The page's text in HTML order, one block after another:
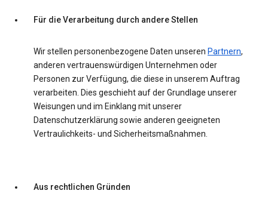
Für die Verarbeitung durch andere Stellen
Wir stellen personenbezogene Daten unseren Partnern,
anderen vertrauenswürdigen Unternehmen oder
Personen zur Verfügung, die diese in unserem Auftrag
verarbeiten. Dies geschieht auf der Grundlage unserer
Weisungen und im Einklang mit unserer
Datenschutzerklärung sowie anderen geeigneten
Vertraulichkeits- und Sicherheitsmaßnahmen.
Aus rechtlichen Gründen